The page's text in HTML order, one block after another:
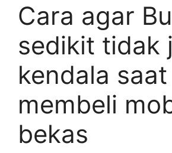
Cara agar
sedikit tidak
kendala
membeli
bekas